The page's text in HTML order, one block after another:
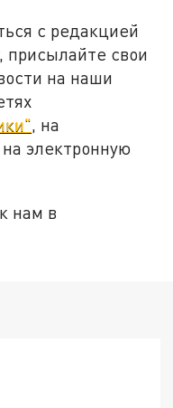
с редакцией
присылайте свои
на наши
, на
электронную
нам в